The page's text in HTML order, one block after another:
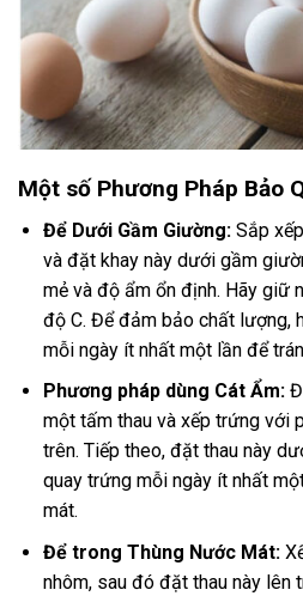
Một số Phương Pháp Bảo
Để Dưới Gầm Giường: Sắp
và đặt khay này dưới gầm
mẻ và độ ẩm ổn định. Hãy giữ
độ C. Để đảm bảo chất lượng,
mỗi ngày ít nhất một lần để
Phương pháp dùng Cát Ẩm:
một tấm thau và xếp trứng với
trên. Tiếp theo, đặt thau này
quay trứng mỗi ngày ít nhất
mát.
Để trong Thùng Nước Mát:
nhôm, sau đó đặt thau này lên